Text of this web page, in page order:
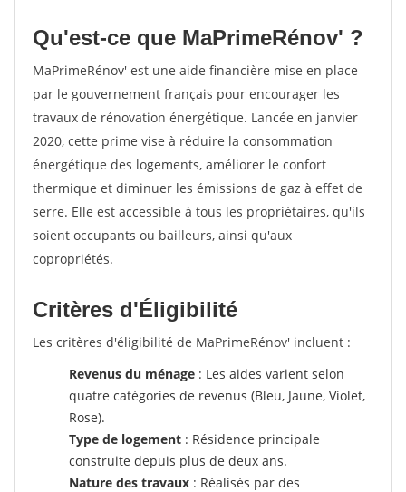
Qu'est-ce que MaPrimeRénov' ?
MaPrimeRénov' est une aide financière mise en place
par le gouvernement français pour encourager les
travaux de rénovation énergétique. Lancée en janvier
2020, cette prime vise à réduire la consommation
énergétique des logements, améliorer le confort
thermique et diminuer les émissions de gaz à effet de
serre. Elle est accessible à tous les propriétaires, qu'ils
soient occupants ou bailleurs, ainsi qu'aux
copropriétés.
Critères d'Éligibilité
Les critères d'éligibilité de MaPrimeRénov' incluent :
Revenus du ménage : Les aides varient selon
quatre catégories de revenus (Bleu, Jaune, Violet,
Rose).
Type de logement : Résidence principale
construite depuis plus de deux ans.
Nature des travaux : Réalisés par des